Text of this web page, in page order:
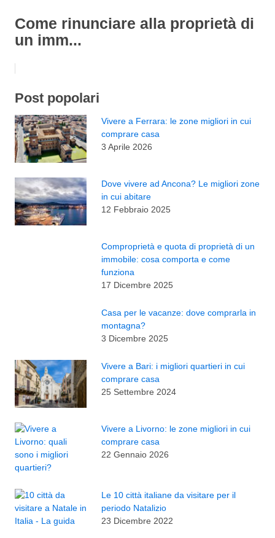
Come rinunciare alla proprietà di
un imm...
Post popolari
Vivere a Ferrara: le zone migliori in cui
comprare casa
3 Aprile 2026
Dove vivere ad Ancona? Le migliori zone
in cui abitare
12 Febbraio 2025
Comproprietà e quota di proprietà di un
immobile: cosa comporta e come
funziona
17 Dicembre 2025
Casa per le vacanze: dove comprarla in
montagna?
3 Dicembre 2025
Vivere a Bari: i migliori quartieri in cui
comprare casa
25 Settembre 2024
Vivere a Livorno: le zone migliori in cui
comprare casa
22 Gennaio 2026
Le 10 città italiane da visitare per il
periodo Natalizio
23 Dicembre 2022